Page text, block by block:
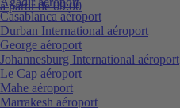
à partir de 09:00
Casablanca aéroport
Durban International aéroport
George aéroport
Johannesburg International aéroport
Le Cap aéroport
Mahe aéroport
Marrakesh aéroport